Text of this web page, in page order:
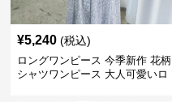
¥5,240 (税込)
ロングワンピース 今季新作 花柄
シャツワンピース 大人可愛いロ